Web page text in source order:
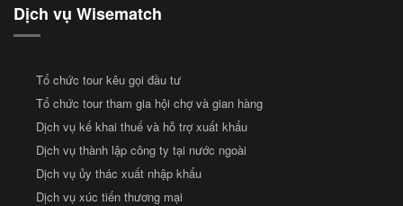
Dịch vụ Wisematch
Tổ chức tour kêu gọi đầu tư
Tổ chức tour tham gia hội chợ và gian hàng
Dịch vụ kế khai thuế và hỗ trợ xuất khẩu
Dịch vụ thành lập công ty tại nước ngoài
Dịch vụ ủy thác xuất nhập khẩu
Dịch vụ xúc tiến thương mại